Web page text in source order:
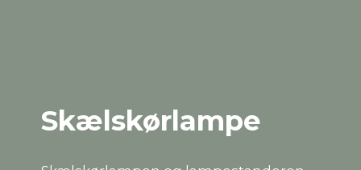
Skælskørlampe